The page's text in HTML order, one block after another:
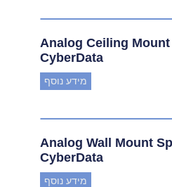
Analog Ceiling Mount
CyberData
מידע נוסף
Analog Wall Mount
CyberData
מידע נוסף